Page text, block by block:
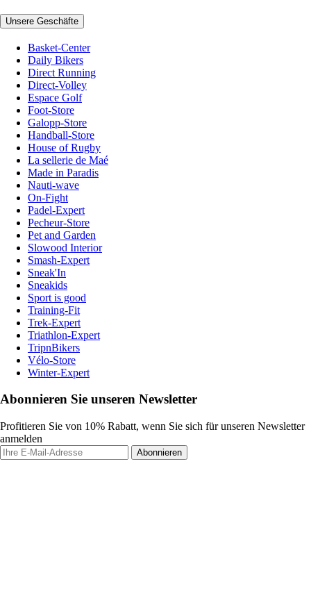
Unsere Geschäfte
Basket-Center
Daily Bikers
Direct Running
Direct-Volley
Espace Golf
Foot-Store
Galopp-Store
Handball-Store
House of Rugby
La sellerie de Maé
Made in Paradis
Nauti-wave
On-Fight
Padel-Expert
Pecheur-Store
Pet and Garden
Slowood Interior
Smash-Expert
Sneak'In
Sneakids
Sport is good
Training-Fit
Trek-Expert
Triathlon-Expert
TripnBikers
Vélo-Store
Winter-Expert
Abonnieren Sie unseren Newsletter
Profitieren Sie von 10% Rabatt, wenn Sie sich für unseren Newsletter
anmelden
Abonnieren